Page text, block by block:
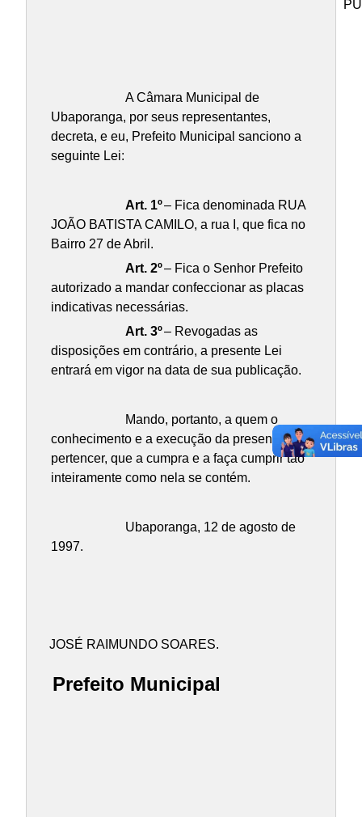
A Câmara Municipal de
Ubaporanga, por seus representantes,
decreta, e eu, Prefeito Municipal sanciono a
seguinte Lei:
Art. 1º– Fica denominada RUA
JOÃO BATISTA CAMILO, a rua I, que fica no
Bairro 27 de Abril.
Art. 2º– Fica o Senhor Prefeito
autorizado a mandar confeccionar as placas
indicativas necessárias.
Art. 3º– Revogadas as
disposições em contrário, a presente Lei
entrará em vigor na data de sua publicação.
Mando, portanto, a quem o
conhecimento e a execução da presente Lei
pertencer, que a cumpra e a faça cumprir tão
inteiramente como nela se contém.
Ubaporanga, 12 de agosto de
1997.
JOSÉ RAIMUNDO SOARES.
Prefeito Municipal